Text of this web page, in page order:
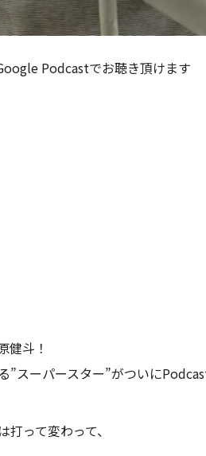
Podcastでお聴き頂けます
健斗！
スーパースター”がついに
って変わって、